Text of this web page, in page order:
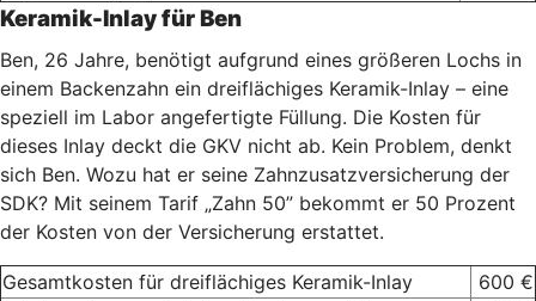
Keramik-Inlay für Ben
Ben, 26 Jahre, benötigt aufgrund eines größeren Lochs in
einem Backenzahn ein dreiflächiges Keramik-Inlay – eine
speziell im Labor angefertigte Füllung. Die Kosten für
dieses Inlay deckt die GKV nicht ab. Kein Problem, denkt
sich Ben. Wozu hat er seine Zahnzusatzversicherung der
SDK? Mit seinem Tarif „Zahn 50” bekommt er 50 Prozent
der Kosten von der Versicherung erstattet.
Gesamtkosten für dreiflächiges Keramik-Inlay
600 €